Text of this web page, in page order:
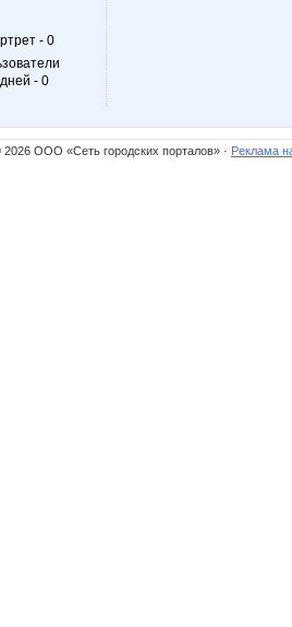
- 0
- 0
Natalia MARE Natus-
2026 ООО «Сеть городских порталов» · Реклама